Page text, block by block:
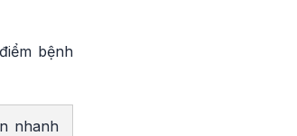
bệnh
nhanh